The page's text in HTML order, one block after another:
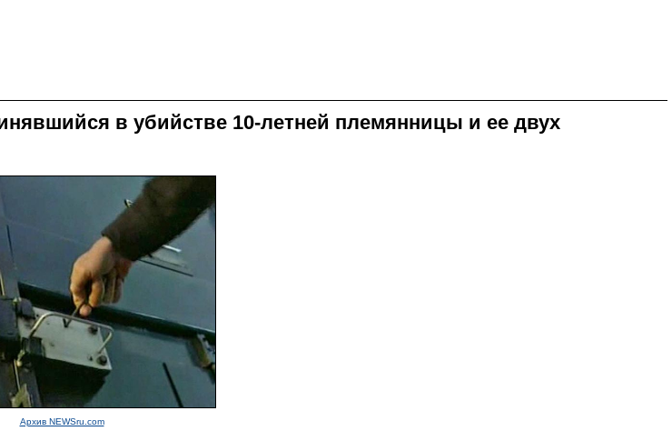
в убийстве 10-летней племянницы и ее двух
Архив NEWSru.com